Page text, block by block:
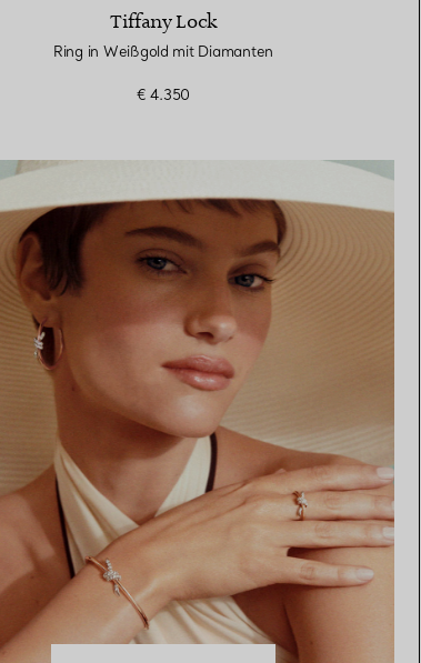
Tiffany Lock
Ring in Weißgold mit Diamanten
€ 4.350